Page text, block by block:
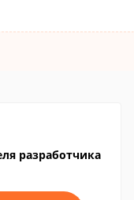
разработчика